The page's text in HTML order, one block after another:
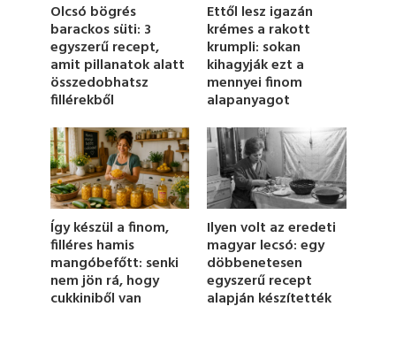
7
s
e
c
o
n
d
Olcsó bögrés
barackos süti: 3
egyszerű recept,
amit pillanatok alatt
összedobhatsz
fillérekből
Ettől lesz igazán
krémes a rakott
krumpli: sokan
kihagyják ezt a
mennyei finom
alapanyagot
Így készül a finom,
filléres hamis
mangóbefőtt: senki
nem jön rá, hogy
cukkiniből van
Ilyen volt az eredeti
magyar lecsó: egy
döbbenetesen
egyszerű recept
alapján készítették